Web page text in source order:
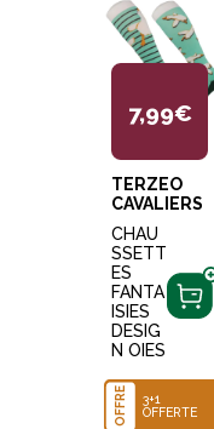
7,99€
TERZEO
CAVALIERS
CHAU
SSETT
ES
FANTA
ISIES
DESIG
N OIES
OFFRE
3+1
OFFERTE